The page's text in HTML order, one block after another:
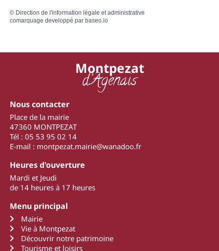
© Direction de l'information légale et administrative
comarquage developpé par baseo.io
Montpezat
d'Agenais
Nous contacter
Place de la mairie
47360 MONTPEZAT
Tél : 05 53 95 02 14
E-mail : montpezat.mairie@wanadoo.fr
Heures d'ouverture
Mardi et Jeudi
de 14 heures à 17 heures
Menu principal
Mairie
Vie à Montpezat
Découvrir notre patrimoine
Tourisme et loisirs